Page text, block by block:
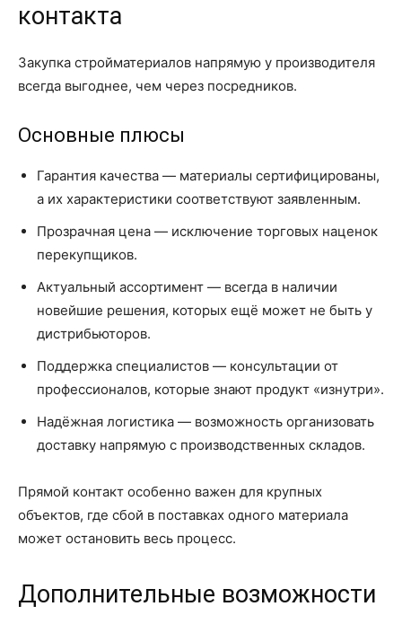
контакта
Закупка стройматериалов напрямую у производителя
всегда выгоднее, чем через посредников.
Основные плюсы
Гарантия качества — материалы сертифицированы,
а их характеристики соответствуют заявленным.
Прозрачная цена — исключение торговых наценок
перекупщиков.
Актуальный ассортимент — всегда в наличии
новейшие решения, которых ещё может не быть у
дистрибьюторов.
Поддержка специалистов — консультации от
профессионалов, которые знают продукт «изнутри».
Надёжная логистика — возможность организовать
доставку напрямую с производственных складов.
Прямой контакт особенно важен для крупных
объектов, где сбой в поставках одного материала
может остановить весь процесс.
Дополнительные возможности